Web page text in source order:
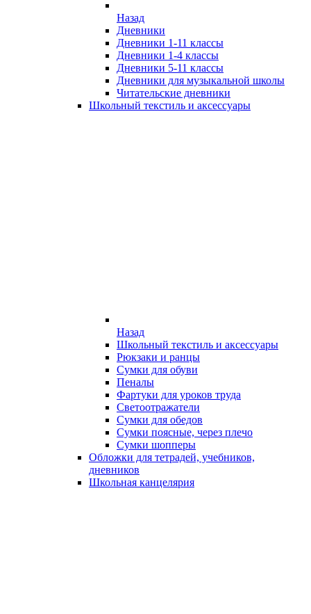
Назад
Дневники
Дневники 1-11 классы
Дневники 1-4 классы
Дневники 5-11 классы
Дневники для музыкальной школы
Читательские дневники
Школьный текстиль и аксессуары
Назад
Школьный текстиль и аксессуары
Рюкзаки и ранцы
Сумки для обуви
Пеналы
Фартуки для уроков труда
Светоотражатели
Сумки для обедов
Сумки поясные, через плечо
Сумки шопперы
Обложки для тетрадей, учебников,
дневников
Школьная канцелярия